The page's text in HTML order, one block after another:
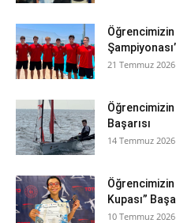
21 Temmuz 2026
Öğrencimizin
Başarısı
14 Temmuz 2026
Kupası”
10 Temmuz 2026